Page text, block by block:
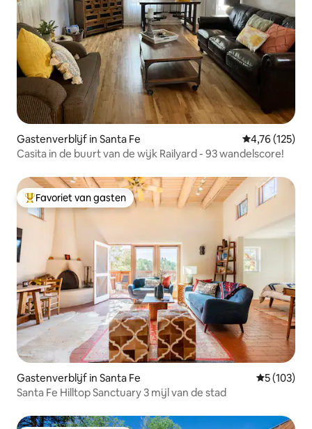
Gastenverblijf in Santa Fe Gemiddelde
4,76 (125)
Casita in de buurt van de wijk Railyard - 93 wandelscore!
Topfavoriet van gasten
Favoriet van gasten
Gastenverblijf in Santa Fe
5 (103)
Santa Fe Hilltop Sanctuary 3 mijl van de stad